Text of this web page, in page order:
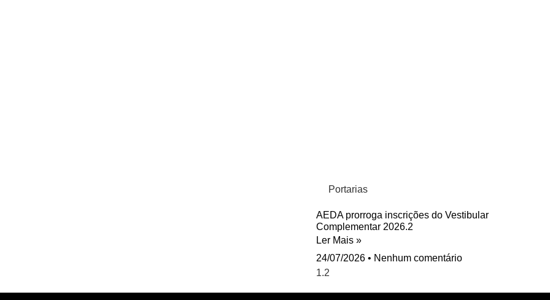
Portarias
AEDA prorroga inscrições do Vestibular
Complementar 2026.2
Ler Mais »
24/07/2026
Nenhum comentário